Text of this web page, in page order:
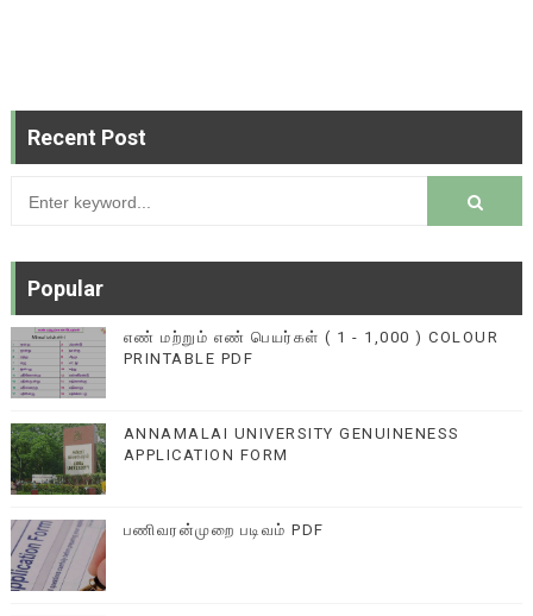
Recent Post
Popular
எண் மற்றும் எண் பெயர்கள் ( 1 - 1,000 ) COLOUR
PRINTABLE PDF
ANNAMALAI UNIVERSITY GENUINENESS
APPLICATION FORM
பணிவரன்முறை படிவம் PDF